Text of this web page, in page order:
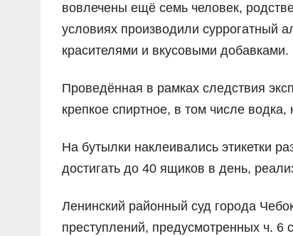
вовлечены ещё семь человек,
условиях производили суррогатный
красителями и вкусовыми добавками.
Проведённая в рамках следствия
крепкое спиртное, в том числе водка,
На бутылки наклеивались этикетки
достигать до 40 ящиков в день,
Ленинский районный суд города
преступлений, предусмотренных ч. 6